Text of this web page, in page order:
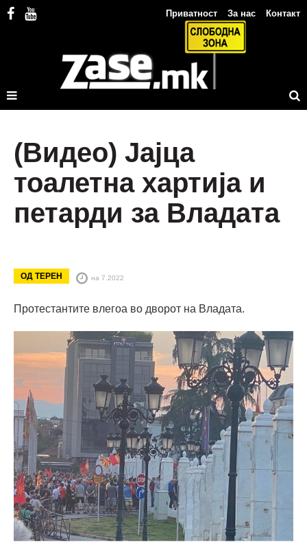
Приватност За нас Контакт
(Видео) Јајца
тоалетна хартија и
петарди за Владата
ОД ТЕРЕН на 7.2022
Протестантите влегоа во дворот на Владата.